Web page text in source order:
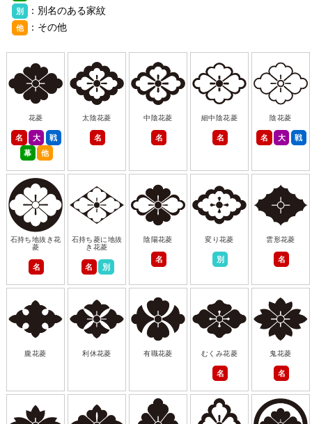
別 ：別名のある家紋
他 ：その他
花菱
名 大
戦
幕
他
太陰花菱
名
中陰花菱
名
細中陰花菱
名
陰花菱
名 大 戦
石持ち地抜き花
菱
名
石持ち菱に地抜
き花菱
名 別
陰陽花菱
名
変り花菱
別
雲形花菱
名
朧花菱 利休花菱 有職花菱 むくみ花菱
名
鬼花菱
名